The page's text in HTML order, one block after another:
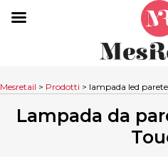
Mesretail > Prodotti > lampada led parete
Lampada da